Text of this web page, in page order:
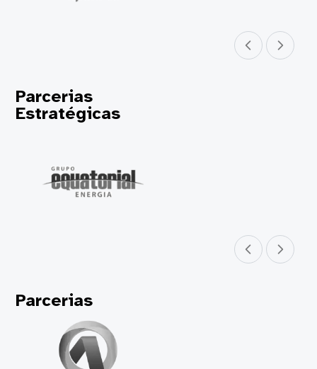
Parceiro anterior
Próximo
Parcerias
Estratégicas
Parceiro anterior
Próximo
Parcerias